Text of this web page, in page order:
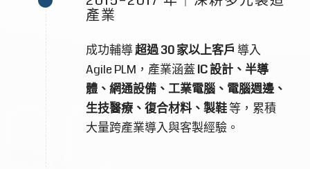
產業
成功輔導超過 30 家以上客戶 導入
Agile PLM，產業涵蓋IC 設計、半導
體、網通設備、工業電腦、電腦週邊、
生技醫療、復合材料、製鞋等，累積
大量跨產業導入與客製經驗。